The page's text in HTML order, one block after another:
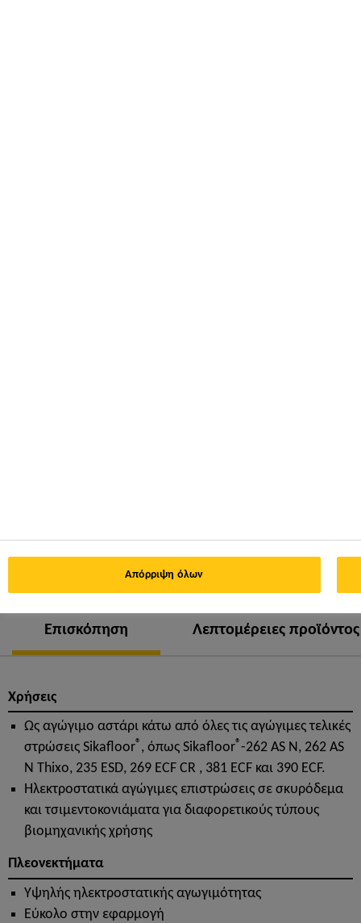
Επισκόπηση Λεπτομέρειες προϊόντος
Χρήσεις
Ως αγώγιμο αστάρι κάτω από όλες τις αγώγιμες τελικές
στρώσεις Sikafloor® , όπως Sikafloor®-262 AS Ν, 262 AS
Ν Thixo, 235 ESD, 269 ECF CR , 381 ECF και 390 ECF.
Ηλεκτροστατικά αγώγιμες επιστρώσεις σε σκυρόδεμα
και τσιμεντοκονιάματα για διαφορετικούς τύπους
βιομηχανικής χρήσης
Πλεονεκτήματα
Υψηλής ηλεκτροστατικής αγωγιμότητας
Εύκολο στην εφαρμογή
Απόρριψη όλων